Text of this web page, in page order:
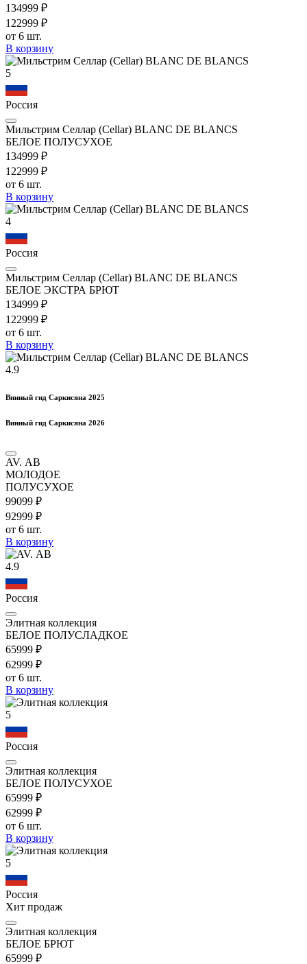
134999 ₽
122999 ₽
от 6 шт.
В корзину
5
Россия
Мильстрим Селлар (Cellar) BLANC DE BLANCS
БЕЛОЕ ПОЛУСУХОЕ
134999 ₽
122999 ₽
от 6 шт.
В корзину
4
Россия
Мильстрим Селлар (Cellar) BLANC DE BLANCS
БЕЛОЕ ЭКСТРА БРЮТ
134999 ₽
122999 ₽
от 6 шт.
В корзину
4.9
Винный гид Саркисяна 2025
Винный гид Саркисяна 2026
AV. АВ
МОЛОДОЕ
ПОЛУСУХОЕ
99099 ₽
92999 ₽
от 6 шт.
В корзину
4.9
Россия
Элитная коллекция
БЕЛОЕ ПОЛУСЛАДКОЕ
65999 ₽
62999 ₽
от 6 шт.
В корзину
5
Россия
Элитная коллекция
БЕЛОЕ ПОЛУСУХОЕ
65999 ₽
62999 ₽
от 6 шт.
В корзину
5
Россия
Хит продаж
Элитная коллекция
БЕЛОЕ БРЮТ
65999 ₽